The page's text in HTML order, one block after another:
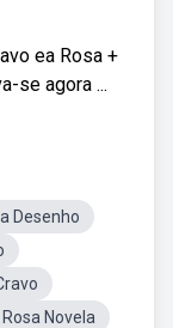
ea Rosa +
se agora ...
Desenho
Novela